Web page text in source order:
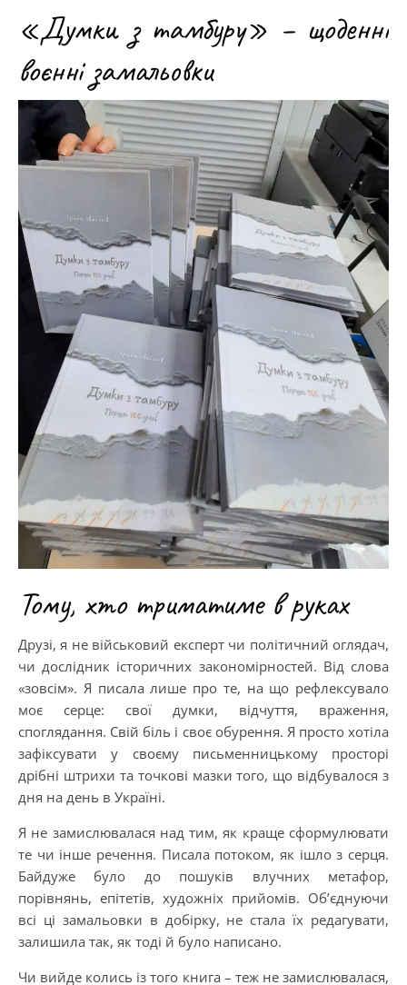
«Думки з тамбуру» – щоденні
воєнні замальовки
Тому, хто триматиме в руках
Друзі, я не військовий експерт чи політичний оглядач,
чи дослідник історичних закономірностей. Від слова
«зовсім». Я писала лише про те, на що рефлексувало
моє серце: свої думки, відчуття, враження,
споглядання. Свій біль і своє обурення. Я просто хотіла
зафіксувати у своєму письменницькому просторі
дрібні штрихи та точкові мазки того, що відбувалося з
дня на день в Україні.
Я не замислювалася над тим, як краще сформулювати
те чи інше речення. Писала потоком, як ішло з серця.
Байдуже було до пошуків влучних метафор,
порівнянь, епітетів, художніх прийомів. Об’єднуючи
всі ці замальовки в добірку, не стала їх редагувати,
залишила так, як тоді й було написано.
Чи вийде колись із того книга – теж не замислювалася,